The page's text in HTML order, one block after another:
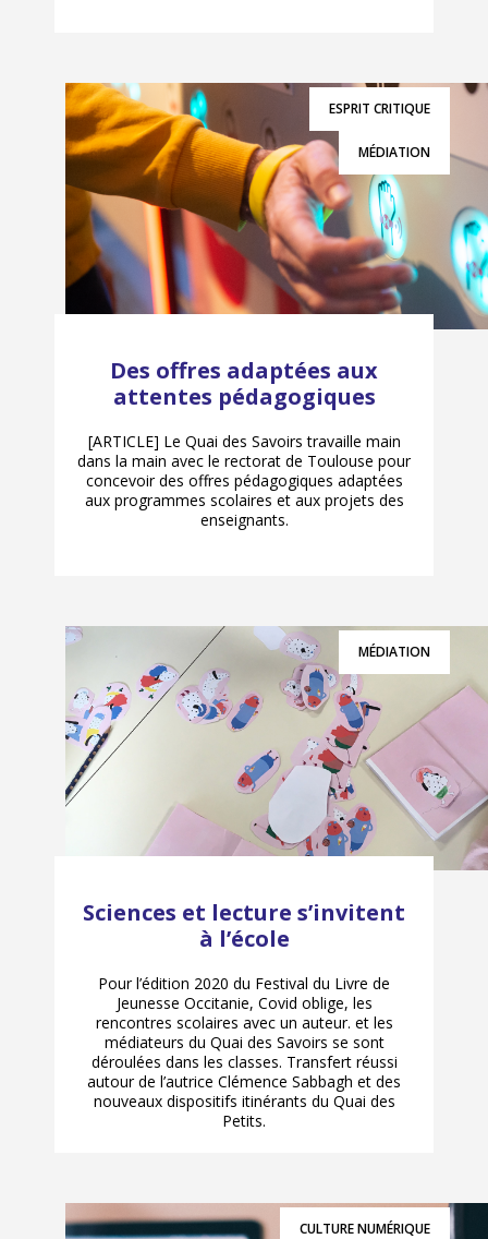
ESPRIT CRITIQUE
MÉDIATION
Des offres adaptées aux
attentes pédagogiques
[ARTICLE] Le Quai des Savoirs travaille main
dans la main avec le rectorat de Toulouse pour
concevoir des offres pédagogiques adaptées
aux programmes scolaires et aux projets des
enseignants.
MÉDIATION
Sciences et lecture s’invitent
à l’école
Pour l’édition 2020 du Festival du Livre de
Jeunesse Occitanie, Covid oblige, les
rencontres scolaires avec un auteur. et les
médiateurs du Quai des Savoirs se sont
déroulées dans les classes. Transfert réussi
autour de l’autrice Clémence Sabbagh et des
nouveaux dispositifs itinérants du Quai des
Petits.
CULTURE NUMÉRIQUE